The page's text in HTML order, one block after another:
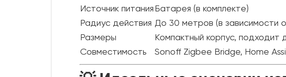
Источник питания Батарея (в комплекте)
Радиус действия До 30 метров (в зависимости
Размеры
Компактный корпус, подходит
Совместимость
Sonoff Zigbee Bridge, Home